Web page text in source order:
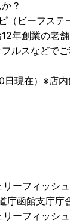
？
（ビーフス
年創業の老
ルスなどで
現在）※店内
ーフィッシ
函館支庁庁
ーフィッシ